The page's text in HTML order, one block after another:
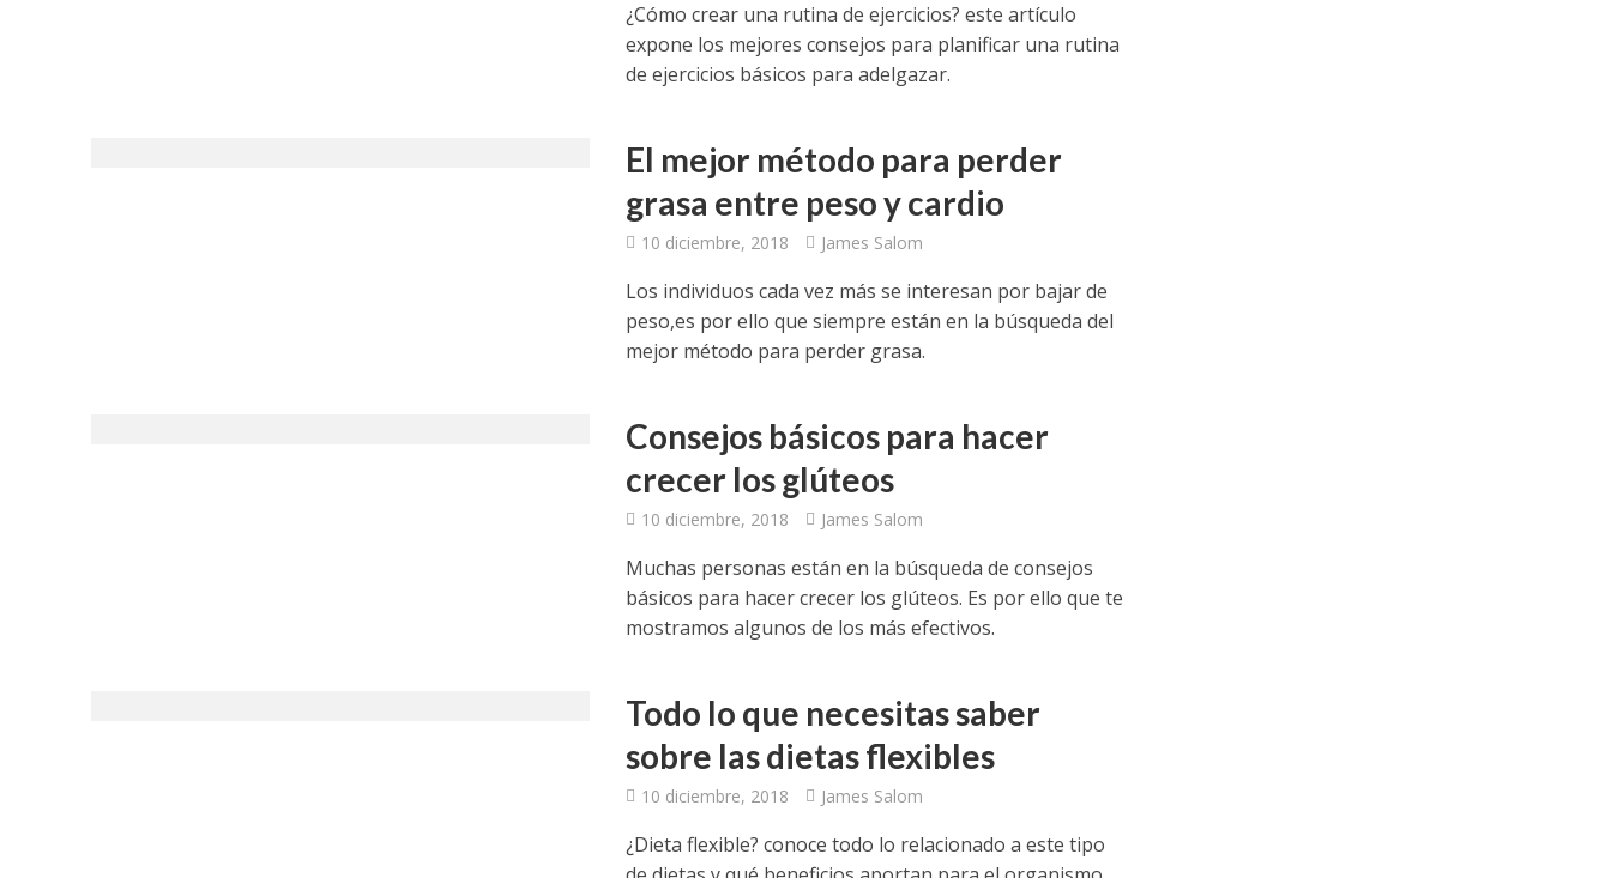
¿Cómo crear una rutina de ejercicios? este artículo
expone los mejores consejos para planificar una rutina
de ejercicios básicos para adelgazar.
El mejor método para perder
grasa entre peso y cardio
10 diciembre, 2018 James Salom
Los individuos cada vez más se interesan por bajar de
peso,es por ello que siempre están en la búsqueda del
mejor método para perder grasa.
Consejos básicos para hacer
crecer los glúteos
10 diciembre, 2018 James Salom
Muchas personas están en la búsqueda de consejos
básicos para hacer crecer los glúteos. Es por ello que te
mostramos algunos de los más efectivos.
Todo lo que necesitas saber
sobre las dietas flexibles
10 diciembre, 2018 James Salom
¿Dieta flexible? conoce todo lo relacionado a este tipo